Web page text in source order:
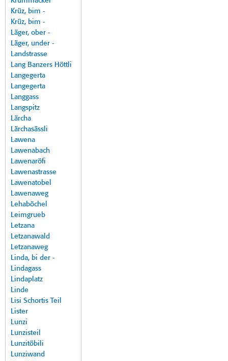
Krüz, bim -
Krüz, bim -
Läger, ober -
Läger, under -
Landstrasse
Lang Banzers Höttli
Langegerta
Langegerta
Langgass
Langspitz
Lärcha
Lärchasässli
Lawena
Lawenabach
Lawenaröfi
Lawenastrasse
Lawenatobel
Lawenaweg
Lehaböchel
Leimgrueb
Letzana
Letzanawald
Letzanaweg
Linda, bi der -
Lindagass
Lindaplatz
Linde
Lisi Schortis Teil
Lister
Lunzi
Lunzisteil
Lunzitöbili
Lunziwand